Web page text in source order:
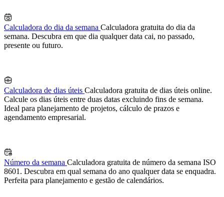
Calculadora do dia da semana Calculadora gratuita do dia da
semana. Descubra em que dia qualquer data cai, no passado,
presente ou futuro.
Calculadora de dias úteis Calculadora gratuita de dias úteis online.
Calcule os dias úteis entre duas datas excluindo fins de semana.
Ideal para planejamento de projetos, cálculo de prazos e
agendamento empresarial.
Número da semana Calculadora gratuita de número da semana ISO
8601. Descubra em qual semana do ano qualquer data se enquadra.
Perfeita para planejamento e gestão de calendários.